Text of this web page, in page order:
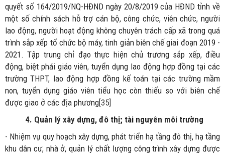
quyết số 164/2019/NQ-HĐND ngày 20/8/2019 của HĐND tỉnh về
một số chính sách hỗ trợ cán bộ, công chức, viên chức, người
lao động, người hoạt động không chuyên trách cấp xã trong quá
trình sắp xếp tổ chức bộ máy, tinh giản biên chế giai đoạn 2019 -
2021. Tập trung chỉ đạo thực hiện chủ trương sắp xếp, điều
động, biệt phái giáo viên, tuyển dụng lao động hợp đồng tại các
trường THPT, lao động hợp đồng kế toán tại các trường mầm
non, tuyển dụng giáo viên tiểu học còn thiếu so với biên chế
được giao ở các địa phương[35]
4. Quản lý xây dựng, đô thị; tài nguyên môi trường
- Nhiệm vụ quy hoạch xây dựng, phát triển hạ tầng đô thị, hạ tầng
khu dân cư, nhà ở, quản lý chất lượng công trình xây dựng được